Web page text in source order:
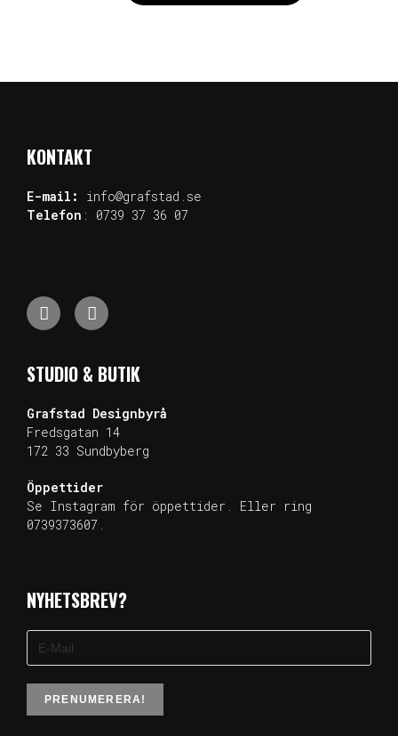
KONTAKT
E-mail: info@grafstad.se
Telefon : 0739 37 36 07
STUDIO & BUTIK
Grafstad Designbyrå
Fredsgatan 14
172 33 Sundbyberg
Öppettider
Se Instagram för öppettider. Eller ring
0739373607.
NYHETSBREV?